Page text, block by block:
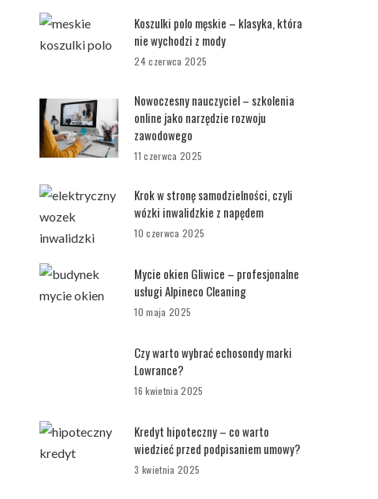
Koszulki polo męskie – klasyka, która
nie wychodzi z mody
24 czerwca 2025
Nowoczesny nauczyciel – szkolenia
online jako narzędzie rozwoju
zawodowego
11 czerwca 2025
Krok w stronę samodzielności, czyli
wózki inwalidzkie z napędem
10 czerwca 2025
Mycie okien Gliwice – profesjonalne
usługi Alpineco Cleaning
10 maja 2025
Czy warto wybrać echosondy marki
Lowrance?
16 kwietnia 2025
Kredyt hipoteczny – co warto
wiedzieć przed podpisaniem umowy?
3 kwietnia 2025